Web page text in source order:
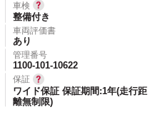
車検
整備付き
車両評価書
あり
管理番号
1100-101-10622
保証
ワイド保証 保証期間:1年(走行距
離無制限)